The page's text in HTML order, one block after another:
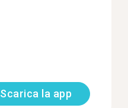
Scarica la app